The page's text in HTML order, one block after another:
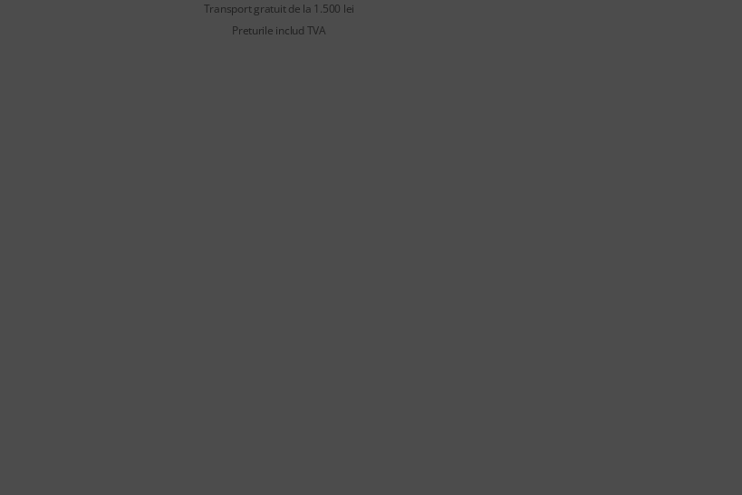
Transport gratuit de la 1.500 lei
Preturile includ TVA